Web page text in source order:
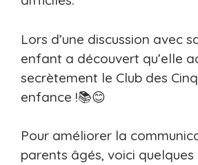
Lors d’une discussion avec
enfant a découvert qu’elle
secrètement le Club des
enfance !📚😊
Pour améliorer la
parents âgés, voici